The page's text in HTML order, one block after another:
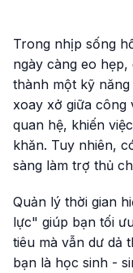
Trong nhịp sống
ngày càng eo
thành một kỹ
xoay xở giữa công
quan hệ, khiến
khăn. Tuy nhiên,
sàng làm trợ thủ
Quản lý thời gian
lực" giúp bạn tối
tiêu mà vẫn dư dả
bạn là học sinh -